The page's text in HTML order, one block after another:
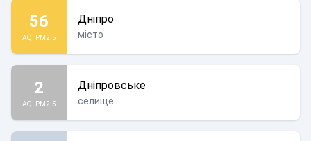
56
AQI PM2.5
Дніпро
місто
2
AQI PM2.5
Дніпровське
селище